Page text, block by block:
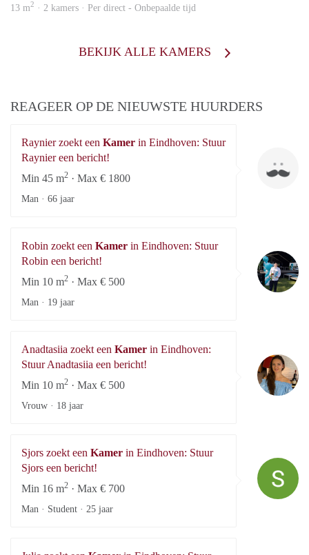
13 m2 · 2 kamers · Per direct - Onbepaalde tijd
BEKIJK ALLE KAMERS
REAGEER OP DE NIEUWSTE HUURDERS
Raynier zoekt een Kamer in Eindhoven: Stuur
Raynier een bericht!
Min 45 m2 · Max € 1800
Man · 66 jaar
Robin zoekt een Kamer in Eindhoven: Stuur
Robin een bericht!
Min 10 m2 · Max € 500
Man · 19 jaar
Anadtasiia zoekt een Kamer in Eindhoven:
Stuur Anadtasiia een bericht!
Min 10 m2 · Max € 500
Vrouw · 18 jaar
Sjors zoekt een Kamer in Eindhoven: Stuur
Sjors een bericht!
Min 16 m2 · Max € 700
Man · Student · 25 jaar